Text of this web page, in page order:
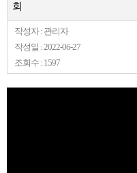
회
작성자 : 관리자
작성일 : 2022-06-27
조회수 : 1597